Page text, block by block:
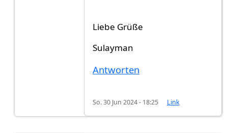
Liebe Grüße
Sulayman
Antworten
So. 30 Jun 2024 - 18:25 Link